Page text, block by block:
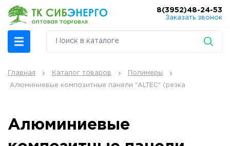
8(3952)48-24-53
Заказать звонок
Главная Каталог товаров Полимеры
Алюминиевые композитные панели "ALTEC" (резка
Алюминиевые